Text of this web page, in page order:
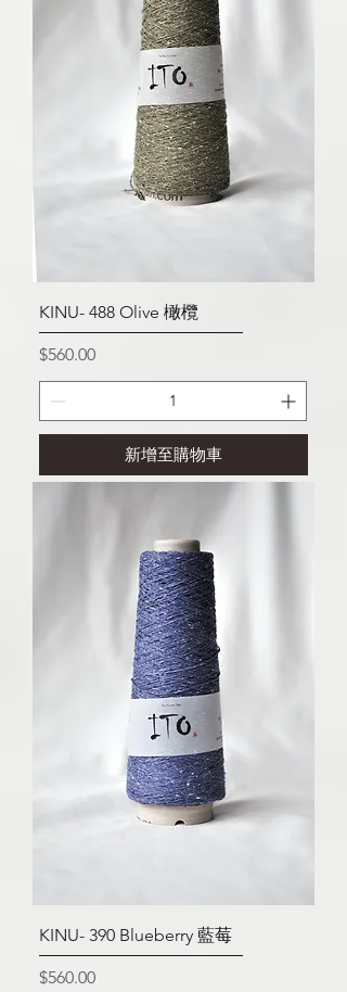
KINU- 488 Olive 橄欖
價格
$560.00
新增至購物車
KINU- 390 Blueberry 藍莓
價格
$560.00